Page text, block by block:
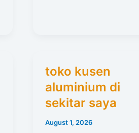
toko kusen
aluminium di
sekitar saya
August 1, 2026